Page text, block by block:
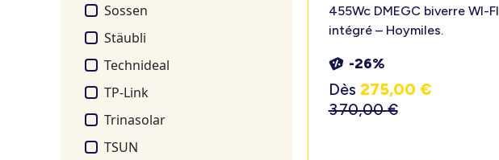
Sossen
Stäubli
Technideal
TP-Link
Trinasolar
TSUN
455Wc DMEGC biverre WI-FI
intégré – Hoymiles.
-26%
Dès 275,00 €
370,00€